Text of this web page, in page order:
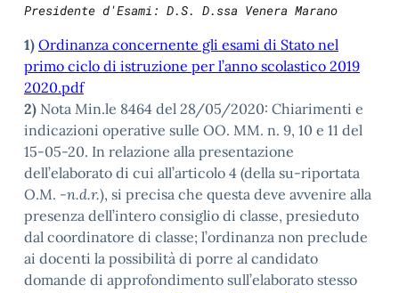
Presidente d'Esami: D.S. D.ssa Venera Marano
1) Ordinanza concernente gli esami di Stato nel
primo ciclo di istruzione per l’anno scolastico 2019
2020.pdf
2) Nota Min.le 8464 del 28/05/2020: Chiarimenti e
indicazioni operative sulle OO. MM. n. 9, 10 e 11 del
15-05-20. In relazione alla presentazione
dell’elaborato di cui all’articolo 4 (della su-riportata
O.M. -n.d.r.), si precisa che questa deve avvenire alla
presenza dell’intero consiglio di classe, presieduto
dal coordinatore di classe; l’ordinanza non preclude
ai docenti la possibilità di porre al candidato
domande di approfondimento sull’elaborato stesso